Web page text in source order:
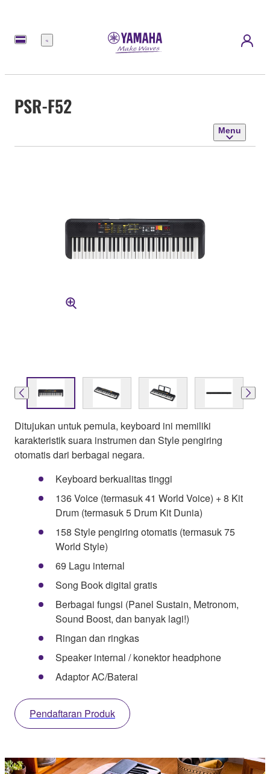
Menu
PSR-F52
Menu
Ditujukan untuk pemula, keyboard ini memiliki
karakteristik suara instrumen dan Style pengiring
otomatis dari berbagai negara.
Keyboard berkualitas tinggi
136 Voice (termasuk 41 World Voice) + 8 Kit
Drum (termasuk 5 Drum Kit Dunia)
158 Style pengiring otomatis (termasuk 75
World Style)
69 Lagu internal
Song Book digital gratis
Berbagai fungsi (Panel Sustain, Metronom,
Sound Boost, dan banyak lagi!)
Ringan dan ringkas
Speaker internal / konektor headphone
Adaptor AC/Baterai
Pendaftaran Produk